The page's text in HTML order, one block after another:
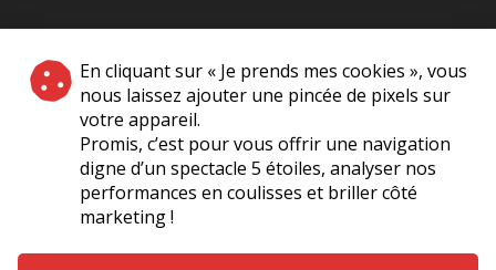
En cliquant sur « Je prends mes cookies », vous
nous laissez ajouter une pincée de pixels sur
votre appareil.
Promis, c’est pour vous offrir une navigation
digne d’un spectacle 5 étoiles, analyser nos
performances en coulisses et briller côté
marketing !
NOS PARTENAIRES
|
Plan du site A Propos de Nous